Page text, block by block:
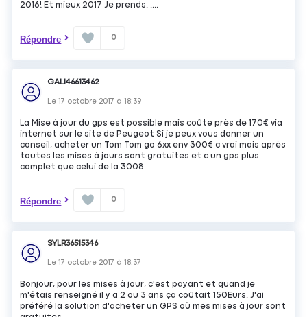
2016! Et mieux 2017 Je prends. ....
Répondre 0
GALI46613462
Le17 octobre 2017 à18:39
La Mise à jour du gps est possible mais coûte près de 170€ via
internet sur le site de Peugeot Si je peux vous donner un
conseil, acheter un Tom Tom go 6xx env 300€ c vrai mais après
toutes les mises à jours sont gratuites et c un gps plus
complet que celui de la 3008
Répondre 0
SYLR36515346
Le17 octobre 2017 à18:37
Bonjour, pour les mises à jour, c'est payant et quand je
m'étais renseigné il y a 2 ou 3 ans ça coûtait 150Eurs. J'ai
préféré la solution d'acheter un GPS où mes mises à jour sont